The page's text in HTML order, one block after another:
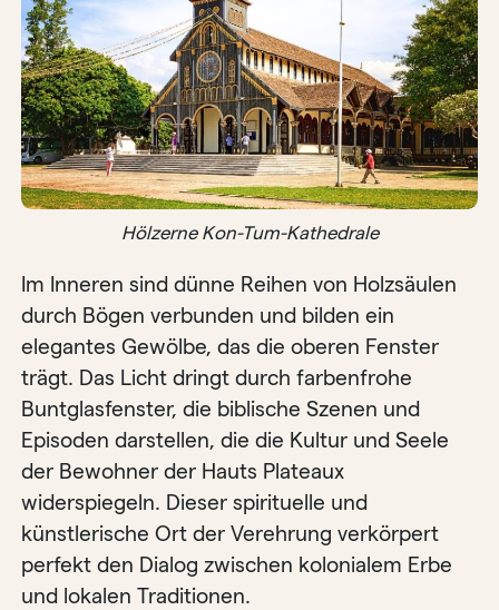
Hölzerne Kon-Tum-Kathedrale
Im Inneren sind dünne Reihen von Holzsäulen
durch Bögen verbunden und bilden ein
elegantes Gewölbe, das die oberen Fenster
trägt. Das Licht dringt durch farbenfrohe
Buntglasfenster, die biblische Szenen und
Episoden darstellen, die die Kultur und Seele
der Bewohner der Hauts Plateaux
widerspiegeln. Dieser spirituelle und
künstlerische Ort der Verehrung verkörpert
perfekt den Dialog zwischen kolonialem Erbe
und lokalen Traditionen.